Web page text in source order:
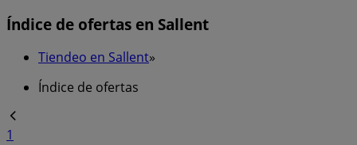
Índice de ofertas en Sallent
Tiendeo en Sallent»
Índice de ofertas
1